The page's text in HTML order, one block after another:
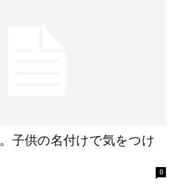
子供の名付けで気をつけ
0